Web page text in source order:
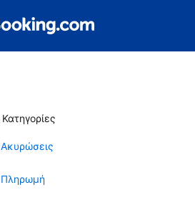
Κατηγορίες
Ακυρώσεις
Πληρωμή